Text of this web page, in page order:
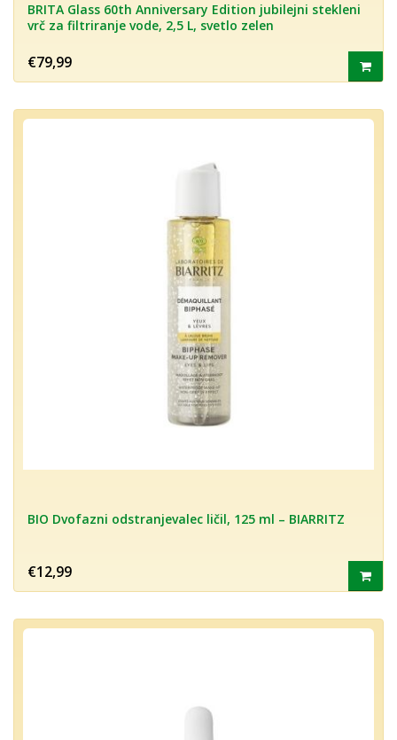
BRITA Glass 60th Anniversary Edition jubilejni stekleni
vrč za filtriranje vode, 2,5 L, svetlo zelen
€79,99
BIO Dvofazni odstranjevalec ličil, 125 ml – BIARRITZ
€12,99